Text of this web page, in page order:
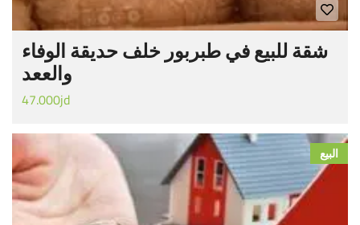
شقة للبيع في طبربور خلف حديقة الوفاء
والععد
47.000jd
البيع